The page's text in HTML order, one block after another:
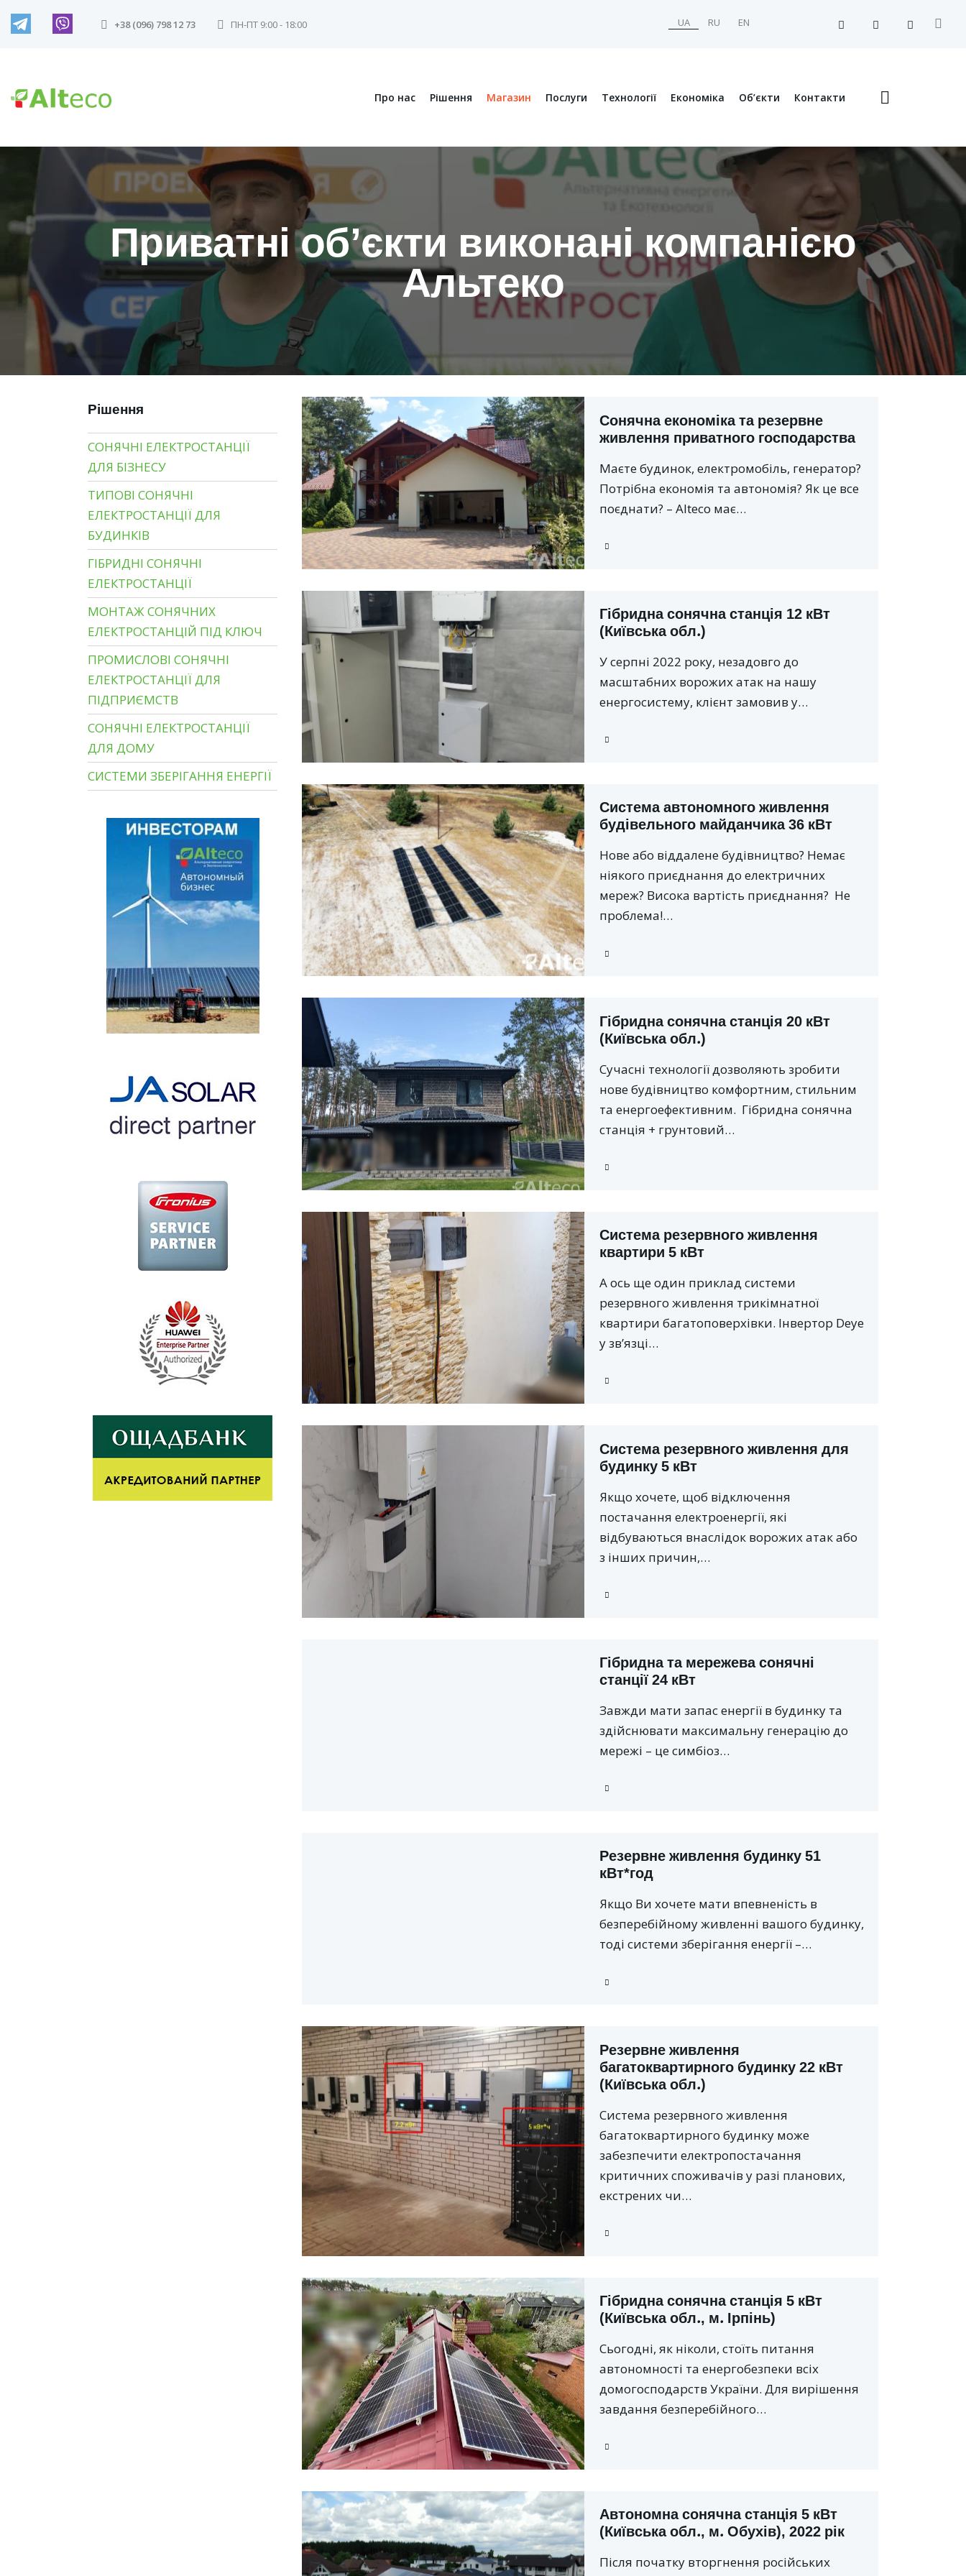
+38 (096) 798 12 73 ПН-ПТ 9:00 - 18:00 UA RU EN
Про нас Рішення Магазин Послуги Технології Економіка Об’єкти Контакти
Приватні обʼєкти виконані компанією
Альтеко
Сонячна економіка та резервне
живлення приватного господарства
Маєте будинок, електромобіль, генератор?
Потрібна економія та автономія? Як це все
поєднати? – Alteco має…
Гібридна сонячна станція 12 кВт
(Київська обл.)
У серпні 2022 року, незадовго до
масштабних ворожих атак на нашу
енергосистему, клієнт замовив у…
Система автономного живлення
будівельного майданчика 36 кВт
Нове або віддалене будівництво? Немає
ніякого приєднання до електричних
мереж? Висока вартість приєднання? Не
проблема!…
Гібридна сонячна станція 20 кВт
(Київська обл.)
Сучасні технології дозволяють зробити
нове будівництво комфортним, стильним
та енергоефективним. Гібридна сонячна
станція + грунтовий…
Система резервного живлення
квартири 5 кВт
А ось ще один приклад системи
резервного живлення трикімнатної
квартири багатоповерхівки. Інвертор Deye
у зв’язці…
Система резервного живлення для
будинку 5 кВт
Якщо хочете, щоб відключення
постачання електроенергії, які
відбуваються внаслідок ворожих атак або
з інших причин,…
Гібридна та мережева сонячні
станції 24 кВт
Завжди мати запас енергії в будинку та
здійснювати максимальну генерацію до
мережі – це симбіоз…
Резервне живлення будинку 51
кВт*год
Якщо Ви хочете мати впевненість в
безперебійному живленні вашого будинку,
тоді системи зберігання енергії –…
Резервне живлення
багатоквартирного будинку 22 кВт
(Київська обл.)
Система резервного живлення
багатоквартирного будинку може
забезпечити електропостачання
критичних споживачів у разі планових,
екстрених чи…
Гібридна сонячна станція 5 кВт
(Київська обл., м. Ірпінь)
Сьогодні, як ніколи, стоїть питання
автономності та енергобезпеки всіх
домогосподарств України. Для вирішення
завдання безперебійного…
Автономна сонячна станція 5 кВт
(Київська обл., м. Обухів), 2022 рік
Після початку вторгнення російських
Рішення
СОНЯЧНІ ЕЛЕКТРОСТАНЦІЇ
ДЛЯ БІЗНЕСУ
ТИПОВІ СОНЯЧНІ
ЕЛЕКТРОСТАНЦІЇ ДЛЯ
БУДИНКІВ
ГІБРИДНІ СОНЯЧНІ
ЕЛЕКТРОСТАНЦІЇ
МОНТАЖ СОНЯЧНИХ
ЕЛЕКТРОСТАНЦІЙ ПІД КЛЮЧ
ПРОМИСЛОВІ СОНЯЧНІ
ЕЛЕКТРОСТАНЦІЇ ДЛЯ
ПІДПРИЄМСТВ
СОНЯЧНІ ЕЛЕКТРОСТАНЦІЇ
ДЛЯ ДОМУ
СИСТЕМИ ЗБЕРІГАННЯ ЕНЕРГІЇ